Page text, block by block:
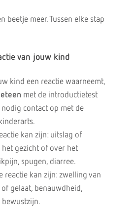
beetje meer. Tussen elke stap
van jouw kind
kind een reactie waarneemt,
met de introductietest
nodig contact op met de
kan zijn: uitslag of
gezicht of over het
spugen, diarree.
reactie kan zijn: zwelling van
gelaat, benauwdheid,